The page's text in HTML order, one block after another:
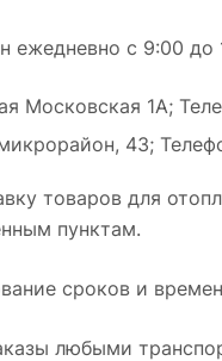
ежедневно с 9:00 до
Московская 1А;
43;
товаров для
пунктам.
сроков и
любыми